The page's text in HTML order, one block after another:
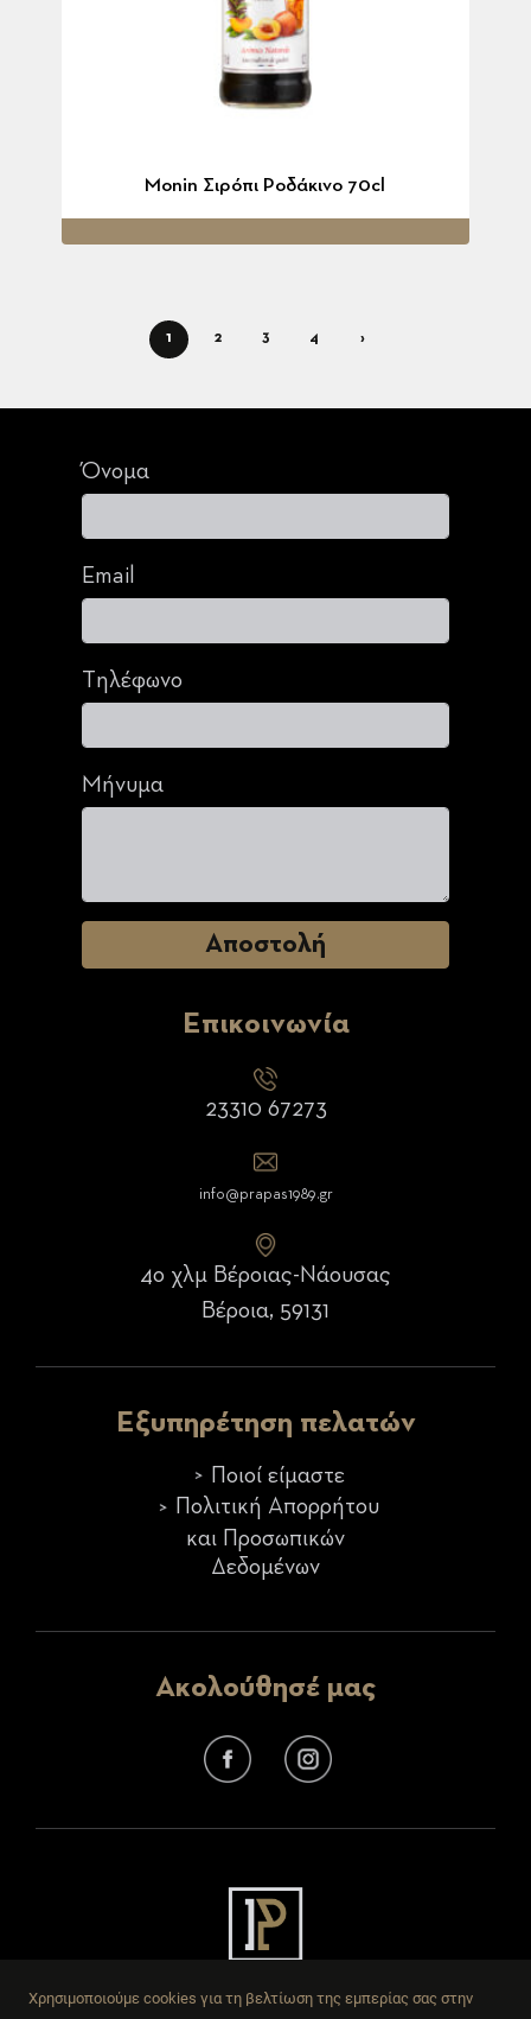
Monin Σιρόπι Ροδάκινο 70cl
1 2 3 4 ›
Όνομα
Email
Τηλέφωνο
Μήνυμα
Επικοινωνία
23310 67273
info@prapas1989.gr
4ο χλμ Βέροιας-Νάουσας
Βέροια, 59131
Εξυπηρέτηση πελατών
Ποιοί είμαστε
Πολιτική Απορρήτου
και Προσωπικών
Δεδομένων
Ακολούθησέ μας
Χρησιμοποιούμε cookies για τη βελτίωση της εμπερίας σας στην